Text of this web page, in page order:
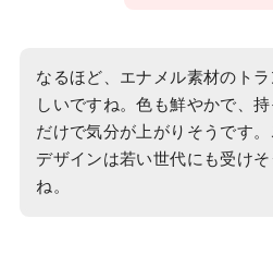
なるほど、エナメル素材のト
しいですね。色も鮮やかで、
だけで気分が上がりそうです。
デザインは若い世代にも受けそ
ね。